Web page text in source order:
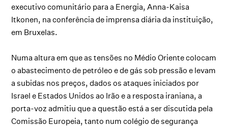
executivo comunitário para a Energia, Anna-Kaisa
Itkonen, na conferência de imprensa diária da instituição,
em Bruxelas.
Numa altura em que as tensões no Médio Oriente colocam
o abastecimento de petróleo e de gás sob pressão e levam
a subidas nos preços, dados os ataques iniciados por
Israel e Estados Unidos ao Irão e a resposta iraniana, a
porta-voz admitiu que a questão está a ser discutida pela
Comissão Europeia, tanto num colégio de segurança